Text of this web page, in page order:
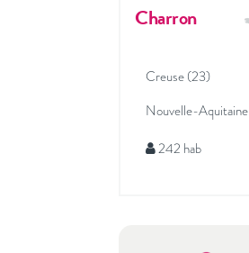
Charron
Creuse (23)
Nouvelle-Aquitaine
242 hab